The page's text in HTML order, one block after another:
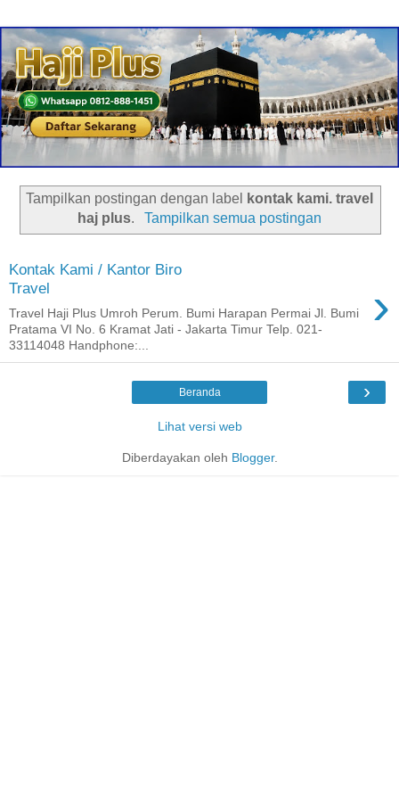
Tampilkan postingan dengan label
kontak kami. travel
haj plus. Tampilkan semua postingan
Kontak Kami / Kantor Biro
Travel
›
Travel Haji Plus Umroh Perum. Bumi Harapan Permai Jl. Bumi
Pratama VI No. 6 Kramat Jati - Jakarta Timur Telp. 021-
33114048 Handphone:...
›
Beranda
Lihat versi web
Diberdayakan oleh Blogger.